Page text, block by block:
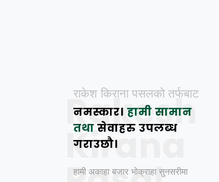
राकेश किराना पसलको तर्फबाट
Rakesh
Kirana
नमस्कार। हामी सामान
तथासेवाहरु उपलब्ध
गराउछौ।
हामी अकाहा बजार भोक्राहा सुनसरीमा